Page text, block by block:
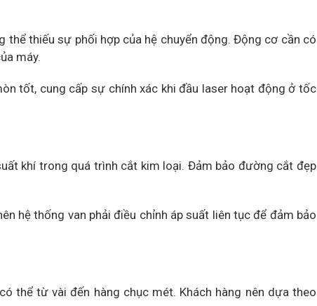
thiếu sự phối hợp của hệ chuyển động. Động cơ cần có
máy.
tốt, cung cấp sự chính xác khi đầu laser hoạt động ở tốc
khí trong quá trình cắt kim loại. Đảm bảo đường cắt đẹp
hệ thống van phải điều chỉnh áp suất liên tục để đảm bảo
thể từ vài đến hàng chục mét. Khách hàng nên dựa theo